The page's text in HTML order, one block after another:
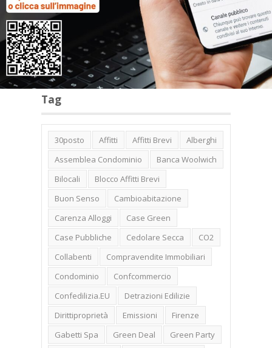
Categorie
Tag
30posto Affitti Affitti Brevi
Alberghi
Assemblea Condominio
Banca Woolwich
Bilocali
Blocco Affitti Brevi
Buon Senso
Cambioabitazione
Carenza Alloggi
Case Green
Case Pubbliche
Cedolare Secca
CO2
Collabenti
Compravendite Immobiliari
Condominio
Confcommercio
Confedilizia.EU
Detrazioni Edilizie
Dirittiproprietà
Emissioni
Firenze
Gabetti Spa
Green Deal
Green Party